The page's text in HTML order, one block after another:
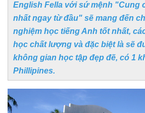
English Fella với sứ mệnh "Cung
nhất ngay từ đầu" sẽ mang đến
nghiệm học tiếng Anh tốt nhất,
học chất lượng và đặc biệt là sẽ
không gian học tập đẹp đẽ, có 1
Phillipines.